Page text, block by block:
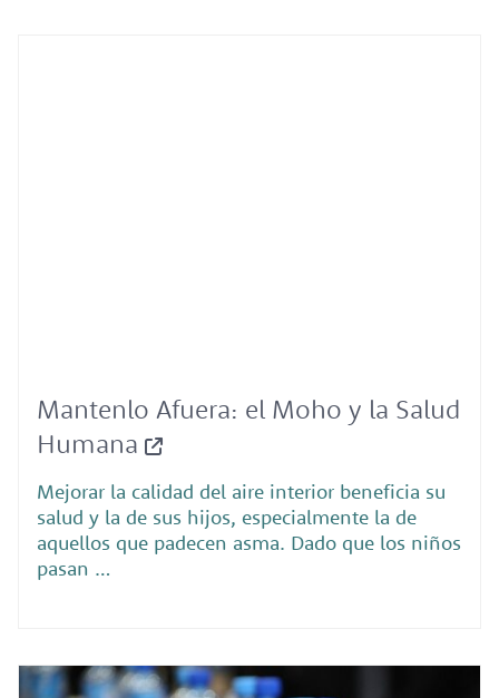
Mantenlo Afuera: el Moho y la Salud
Humana
Mejorar la calidad del aire interior beneficia su
salud y la de sus hijos, especialmente la de
aquellos que padecen asma. Dado que los niños
pasan …